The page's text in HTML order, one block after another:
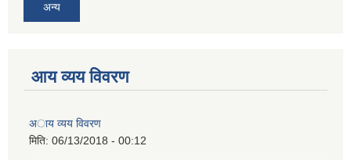
अन्य
आय व्यय विवरण
अाय व्यय विवरण
मिति: 06/13/2018 - 00:12